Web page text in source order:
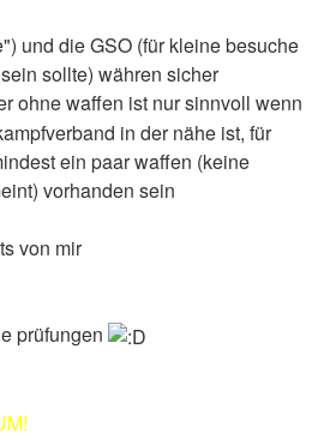
und die GSO (für kleine besuche
sollte) währen sicher
ohne waffen ist nur sinnvoll wenn
in der nähe ist, für
ein paar waffen (keine
vorhanden sein
von mir
prüfungen